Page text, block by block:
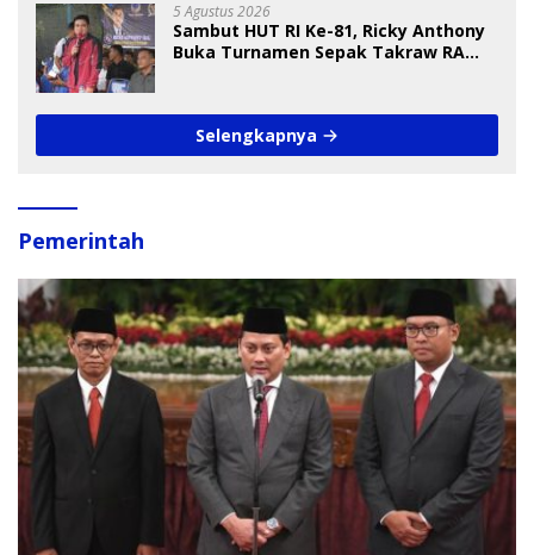
5 Agustus 2026
Sambut HUT RI Ke-81, Ricky Anthony
Buka Turnamen Sepak Takraw RA
Selengkapnya
Pemerintah